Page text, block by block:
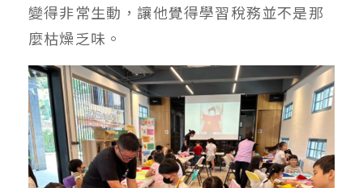
變得非常生動，讓他覺得學習稅務並不是那
麼枯燥乏味。